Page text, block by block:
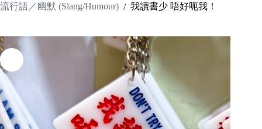
流行語／幽默 (Slang/Humour) / 我讀書少 唔好呃我！